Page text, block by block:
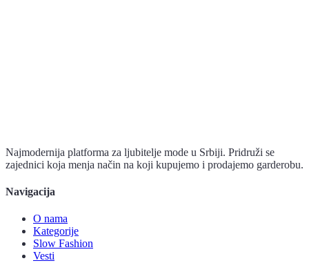
Najmodernija platforma za ljubitelje mode u Srbiji. Pridruži se
zajednici koja menja način na koji kupujemo i prodajemo garderobu.
Navigacija
O nama
Kategorije
Slow Fashion
Vesti